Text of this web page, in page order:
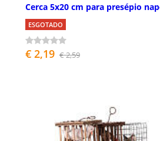
Cerca 5x20 cm para presépio
ESGOTADO
€ 2,19 € 2,59